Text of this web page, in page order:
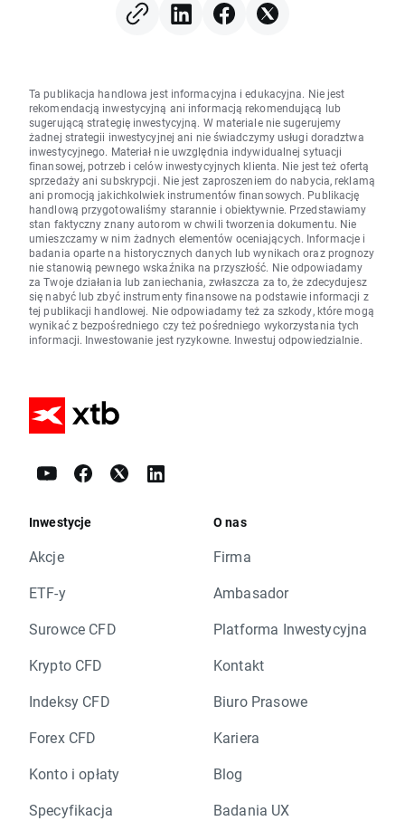
Ta publikacja handlowa jest informacyjna i edukacyjna. Nie jest
rekomendacją inwestycyjną ani informacją rekomendującą lub
sugerującą strategię inwestycyjną. W materiale nie sugerujemy
żadnej strategii inwestycyjnej ani nie świadczymy usługi doradztwa
inwestycyjnego. Materiał nie uwzględnia indywidualnej sytuacji
finansowej, potrzeb i celów inwestycyjnych klienta. Nie jest też ofertą
sprzedaży ani subskrypcji. Nie jest zaproszeniem do nabycia, reklamą
ani promocją jakichkolwiek instrumentów finansowych. Publikację
handlową przygotowaliśmy starannie i obiektywnie. Przedstawiamy
stan faktyczny znany autorom w chwili tworzenia dokumentu. Nie
umieszczamy w nim żadnych elementów oceniających. Informacje i
badania oparte na historycznych danych lub wynikach oraz prognozy
nie stanowią pewnego wskaźnika na przyszłość. Nie odpowiadamy
za Twoje działania lub zaniechania, zwłaszcza za to, że zdecydujesz
się nabyć lub zbyć instrumenty finansowe na podstawie informacji z
tej publikacji handlowej. Nie odpowiadamy też za szkody, które mogą
wynikać z bezpośredniego czy też pośredniego wykorzystania tych
informacji. Inwestowanie jest ryzykowne. Inwestuj odpowiedzialnie.
Inwestycje
Akcje
ETF-y
Surowce CFD
Krypto CFD
Indeksy CFD
Forex CFD
Konto i opłaty
Specyfikacja
O nas
Firma
Ambasador
Platforma Inwestycyjna
Kontakt
Biuro Prasowe
Kariera
Blog
Badania UX